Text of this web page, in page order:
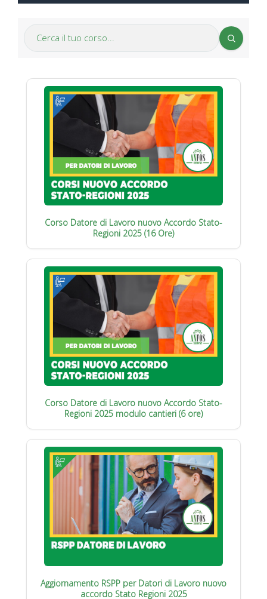
Corso Datore di Lavoro nuovo Accordo Stato-
Regioni 2025 (16 Ore)
Corso Datore di Lavoro nuovo Accordo Stato-
Regioni 2025 modulo cantieri (6 ore)
Aggiornamento RSPP per Datori di Lavoro nuovo
accordo Stato Regioni 2025